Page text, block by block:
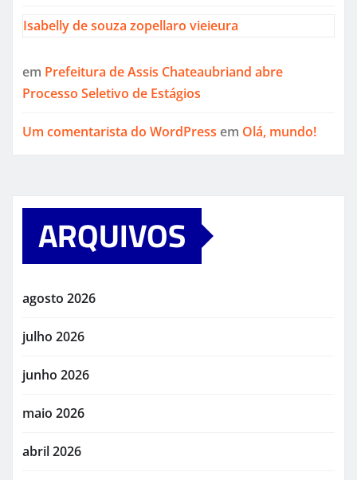
Isabelly de souza zopellaro vieieura
em Prefeitura de Assis Chateaubriand abre
Processo Seletivo de Estágios
Um comentarista do WordPress em Olá, mundo!
ARQUIVOS
agosto 2026
julho 2026
junho 2026
maio 2026
abril 2026